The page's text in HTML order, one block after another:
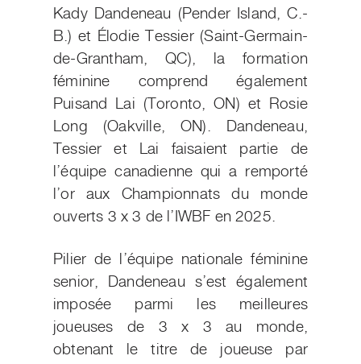
Kady Dandeneau (Pender Island, C.-
B.) et Élodie Tessier (Saint-Germain-
de-Grantham, QC), la formation
féminine comprend également
Puisand Lai (Toronto, ON) et Rosie
Long (Oakville, ON). Dandeneau,
Tessier et Lai faisaient partie de
l’équipe canadienne qui a remporté
l’or aux Championnats du monde
ouverts 3 x 3 de l’IWBF en 2025.
Pilier de l’équipe nationale féminine
senior, Dandeneau s’est également
imposée parmi les meilleures
joueuses de 3 x 3 au monde,
obtenant le titre de joueuse par